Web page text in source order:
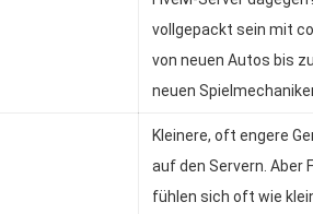
vollgepackt sein mit
von neuen Autos bis
neuen
Kleinere, oft engere
auf den Servern. Aber
fühlen sich oft wie